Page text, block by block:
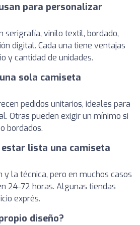
para personalizar
serigrafía, vinilo textil, bordado,
digital. Cada una tiene ventajas
y cantidad de unidades.
sola camiseta
pedidos unitarios, ideales para
Otras pueden exigir un mínimo si
bordados.
lista una camiseta
y la técnica, pero en muchos casos
24-72 horas. Algunas tiendas
exprés.
diseño?